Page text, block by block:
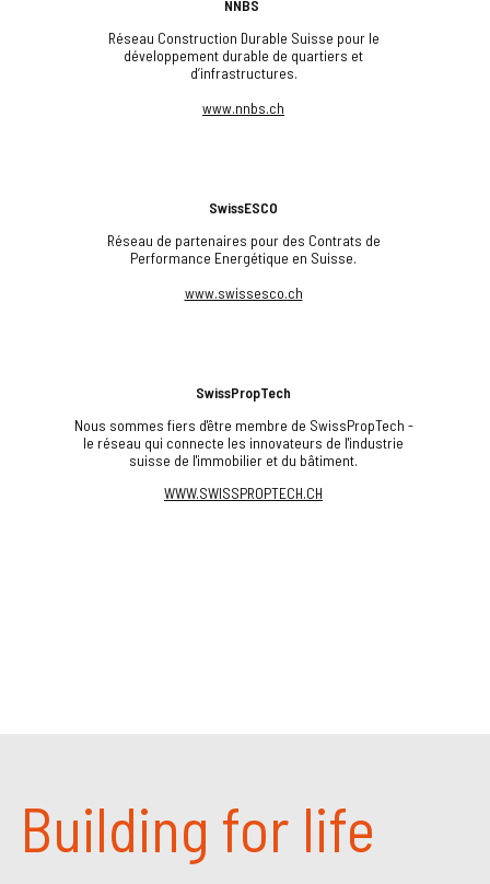
NNBS
Réseau Construction Durable Suisse pour le
développement durable de quartiers et
d’infrastructures.
www.nnbs.ch
SwissESCO
Réseau de partenaires pour des Contrats de
Performance Energétique en Suisse.
www.swissesco.ch
SwissPropTech
Nous sommes fiers d'être membre de SwissPropTech -
le réseau qui connecte les innovateurs de l'industrie
suisse de l'immobilier et du bâtiment.
WWW.SWISSPROPTECH.CH
Building for life